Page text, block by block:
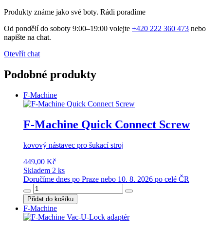
Produkty známe jako své boty. Rádi poradíme
Od pondělí do soboty 9:00–19:00 volejte +420 222 360 473 nebo
napište na chat.
Otevřít chat
Podobné produkty
F-Machine
F-Machine Quick Connect Screw
kovový nástavec pro šukací stroj
449,00 Kč
Skladem 2 ks
Doručíme dnes po Praze nebo 10. 8. 2026 po celé ČR
Přidat do košíku
F-Machine